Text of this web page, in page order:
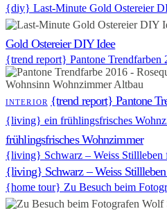
{diy} Last-Minute Gold Ostereier
Gold Ostereier DIY Idee
{trend report} Pantone Trendfarben
INTERIOR {trend report} Pantone
{living} ein frühlingsfrisches
frühlingsfrisches Wohnzimmer
{living} Schwarz – Weiss Stillleben
{living} Schwarz – Weiss
{home tour} Zu Besuch beim